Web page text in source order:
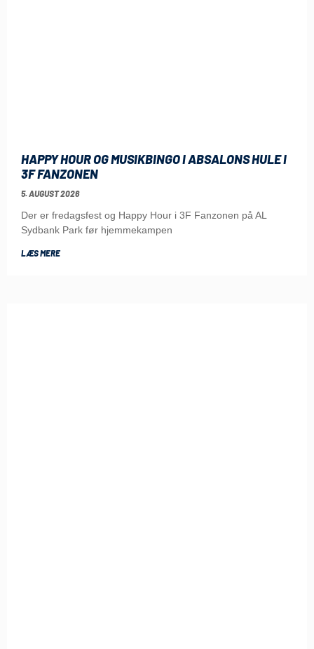
HAPPY HOUR OG MUSIKBINGO I ABSALONS HULE I
3F FANZONEN
5. AUGUST 2026
Der er fredagsfest og Happy Hour i 3F Fanzonen på AL
Sydbank Park før hjemmekampen
LÆS MERE